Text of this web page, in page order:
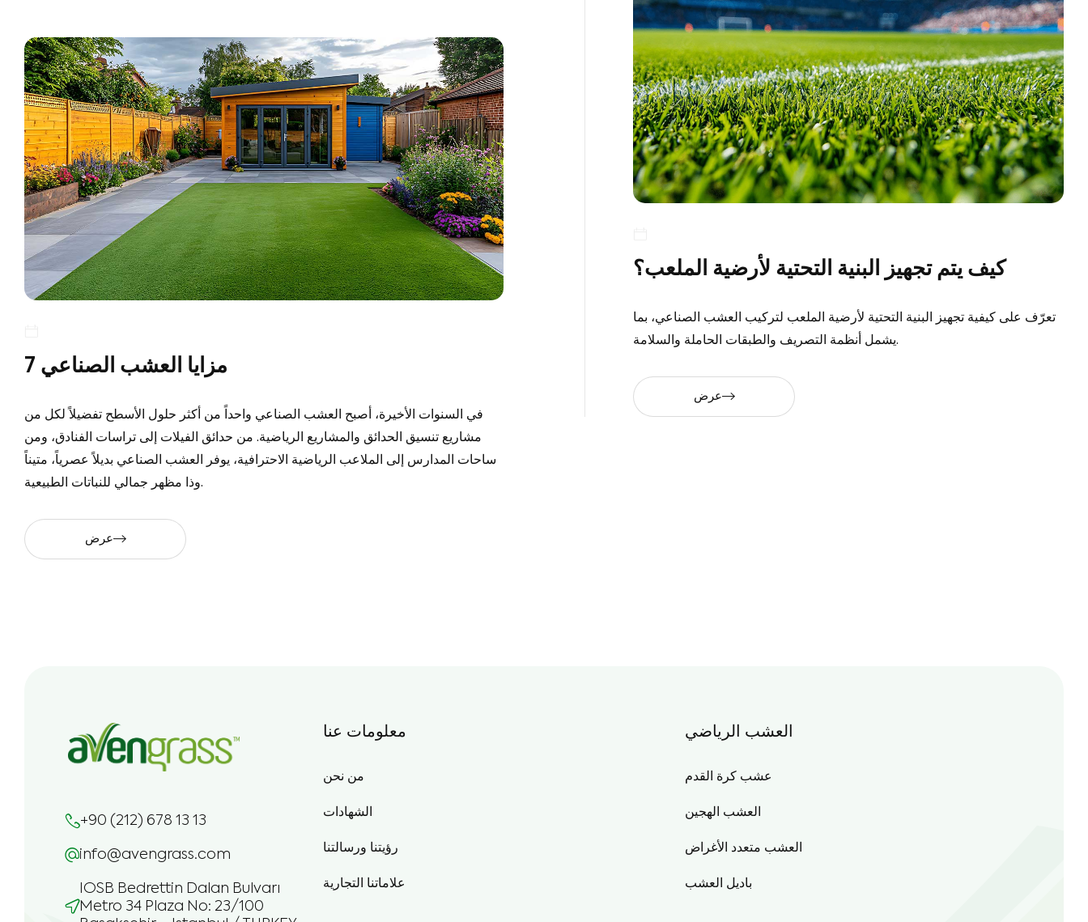
7 مزايا العشب الصناعي
في السنوات الأخيرة، أصبح العشب الصناعي واحداً من أكثر حلول الأسطح تفضيلاً لكل من
مشاريع تنسيق الحدائق والمشاريع الرياضية. من حدائق الفيلات إلى تراسات الفنادق، ومن
ساحات المدارس إلى الملاعب الرياضية الاحترافية، يوفر العشب الصناعي بديلاً عصرياً، متيناً
وذا مظهر جمالي للنباتات الطبيعية.
عرض
كيف يتم تجهيز البنية التحتية لأرضية الملعب؟
تعرّف على كيفية تجهيز البنية التحتية لأرضية الملعب لتركيب العشب الصناعي، بما
يشمل أنظمة التصريف والطبقات الحاملة والسلامة.
عرض
+90 (212) 678 13 13
info@avengrass.com
IOSB Bedrettin Dalan Bulvarı
Metro 34 Plaza No: 23/100
معلومات عنا
من نحن
الشهادات
رؤيتنا ورسالتنا
علاماتنا التجارية
العشب الرياضي
عشب كرة القدم
العشب الهجين
العشب متعدد الأغراض
باديل العشب